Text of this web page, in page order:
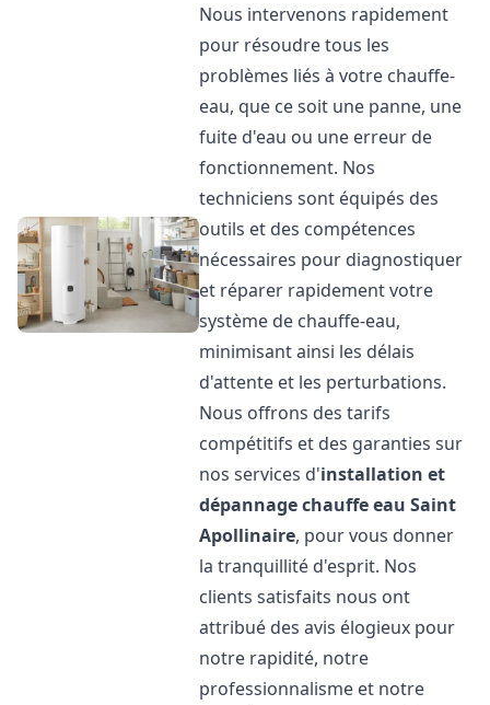
Nous intervenons rapidement
pour résoudre tous les
problèmes liés à votre chauffe-
eau, que ce soit une panne, une
fuite d'eau ou une erreur de
fonctionnement. Nos
techniciens sont équipés des
outils et des compétences
nécessaires pour diagnostiquer
et réparer rapidement votre
système de chauffe-eau,
minimisant ainsi les délais
d'attente et les perturbations.
Nous offrons des tarifs
compétitifs et des garanties sur
nos services d'installation et
dépannage chauffe eau Saint
Apollinaire, pour vous donner
la tranquillité d'esprit. Nos
clients satisfaits nous ont
attribué des avis élogieux pour
notre rapidité, notre
professionnalisme et notre